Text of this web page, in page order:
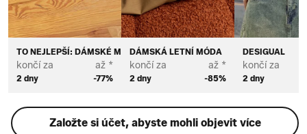
TO NEJLEPŠÍ: DÁMSKÉ MÓDNÍ ZNAČKY
končí za
2 dny
až *
-77%
DÁMSKÁ LETNÍ MÓDA
končí za
2 dny
až *
-85%
DESIGUAL
končí za
2 dny
Založte si účet, abyste mohli objevit více